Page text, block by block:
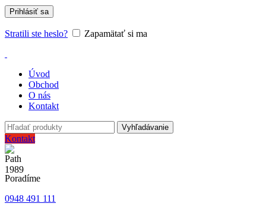
Prihlásiť sa
Stratili ste heslo? Zapamätať si ma
Úvod
Obchod
O nás
Kontakt
Vyhľadávanie
Kontakt
Poradíme
0948 491 111